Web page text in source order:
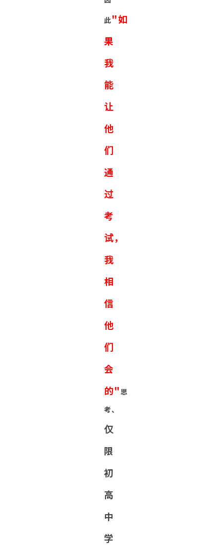
此"如
果
我
能
让
他
们
通
过
考
试，
我
相
信
他
们
会
的"思
考、
仅
限
初
高
中
学